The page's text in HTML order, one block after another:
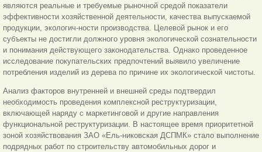
являются реальные и требуемые рыночной средой показатели
эффективности хозяйственной деятельности, качества выпускаемой
продукции, экологич-ности производства. Целевой рынок и его
субъекты не достигли должного уровня экологической сознательности
и понимания действующего законодательства. Однако проведенное
исследование покупательских предпочтений выявило увеличение
потребления изделий из дерева по причине их экологической чистоты.
Анализ факторов внутренней и внешней среды подтвердил
необходимость проведения комплексной реструктуризации,
включающей наряду с маркетинговой и другие направления
функциональной реструктуризации. В настоящее время приоритетной
зоной хозяйствования ЗАО «Ель-никовская ДСПМК» стало выполнение
подрядных работ по строительству автомобильных дорог и